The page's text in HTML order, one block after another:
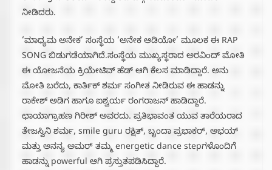
ನೀಡಿದರು.
‘ಮಾಧ್ಯಮ ಅನೇಕ’ ಸಂಸ್ಥೆಯ ‘ಅನೇಕ ಆಡಿಯೋ’ ಮೂಲಕ ಈ RAP
SONG ಬಿಡುಗಡೆಯಾಗಿದೆ.ಸಂಸ್ಥೆಯ ಮುಖ್ಯಸ್ಥರಾದ ಅರವಿಂದ್ ಮೋತಿ
ಈ ಯೋಜನೆಯ ಕ್ರಿಯೇಟಿವ್ ಹೆಡ್ ಆಗಿ ಕೆಲಸ ಮಾಡಿದ್ದಾರೆ. ಅನು
ಮೋತಿ ಬರೆದು, ಕಾರ್ತಿಕ್ ಶರ್ಮ ಸಂಗೀತ ನೀಡಿರುವ ಈ ಹಾಡನ್ನು
ರಾಕೇಶ್ ಅಡಿಗ ಹಾಗೂ ಐಶ್ವರ್ಯ ರಂಗರಾಜನ್ ಹಾಡಿದ್ದಾರೆ.
ಛಾಯಾಗ್ರಾಹಣ ಗಿರೀಶ್ ಅವರದು. ಪ್ರತಿಭಾವಂತ ಯುವ ತಾರೆಯರಾದ
ತೇಜಸ್ವಿನಿ ಶರ್ಮ, smile guru ರಕ್ಷಿತ್‌, ಬೃಂದಾ ಪ್ರಭಾಕರ್‌, ಅಭಯ್‌
ಮತ್ತು ಅನನ್ಯ ಅಮರ್‌ ತಮ್ಮ energetic dance stepಗಳೊಂದಿಗೆ
ಹಾಡನ್ನು powerful ಆಗಿ ಪ್ರಸ್ತುತಪಡಿಸಿದ್ದಾರೆ.